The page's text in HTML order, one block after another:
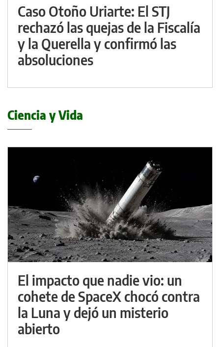
Caso Otoño Uriarte: El STJ
rechazó las quejas de la Fiscalía
y la Querella y confirmó las
absoluciones
Ciencia y Vida
El impacto que nadie vio: un
cohete de SpaceX chocó contra
la Luna y dejó un misterio
abierto